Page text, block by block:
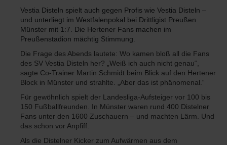
Vestia Disteln spielt auch gegen Profis wie Vestia Disteln –
und unterliegt im Westfalenpokal bei Drittligist Preußen
Münster mit 1:7. Die Hertener Fans machen im
Preußenstadion mächtig Stimmung.
Die Frage des Abends lautete: Wo kamen bloß all die Fans
des SV Vestia Disteln her? „Weiß ich auch nicht genau“,
sagte Co-Trainer Martin Schmidt beim Blick auf den Hertener
Block in Münster und strahlte. „Aber das ist phänomenal.“
Für gewöhnlich spielt der Landesliga-Aufsteiger vor 100 bis
150 Fußballfreunden. In Münster waren rund 400 Distelner
Fans unter den 1600 Zuschauern – und machten Lärm. Und
das schon vor Anpfiff.
Als die Distelner Kicker zum Aufwärmen aus dem